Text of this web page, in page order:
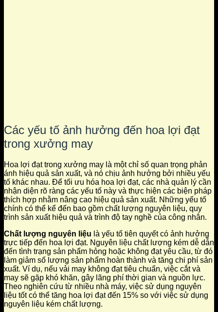
Các yếu tố ảnh hưởng đến hoa lợi đạt
trong xưởng may
Hoa lợi đạt trong xưởng may là một chỉ số quan trọng phản
ánh hiệu quả sản xuất, và nó chịu ảnh hưởng bởi nhiều yếu
tố khác nhau. Để tối ưu hóa hoa lợi đạt, các nhà quản lý cần
nhận diện rõ ràng các yếu tố này và thực hiện các biện pháp
thích hợp nhằm nâng cao hiệu quả sản xuất. Những yếu tố
chính có thể kể đến bao gồm chất lượng nguyên liệu, quy
trình sản xuất hiệu quả và trình độ tay nghề của công nhân.
Chất lượng nguyên liệu là yếu tố tiên quyết có ảnh hưởng
trực tiếp đến hoa lợi đạt. Nguyên liệu chất lượng kém dễ dẫn
đến tình trạng sản phẩm hỏng hoặc không đạt yêu cầu, từ đó
làm giảm số lượng sản phẩm hoàn thành và tăng chi phí sản
xuất. Ví dụ, nếu vải may không đạt tiêu chuẩn, việc cắt và
may sẽ gặp khó khăn, gây lãng phí thời gian và nguồn lực.
Theo nghiên cứu từ nhiều nhà máy, việc sử dụng nguyên
liệu tốt có thể tăng hoa lợi đạt đến 15% so với việc sử dụng
nguyên liệu kém chất lượng.